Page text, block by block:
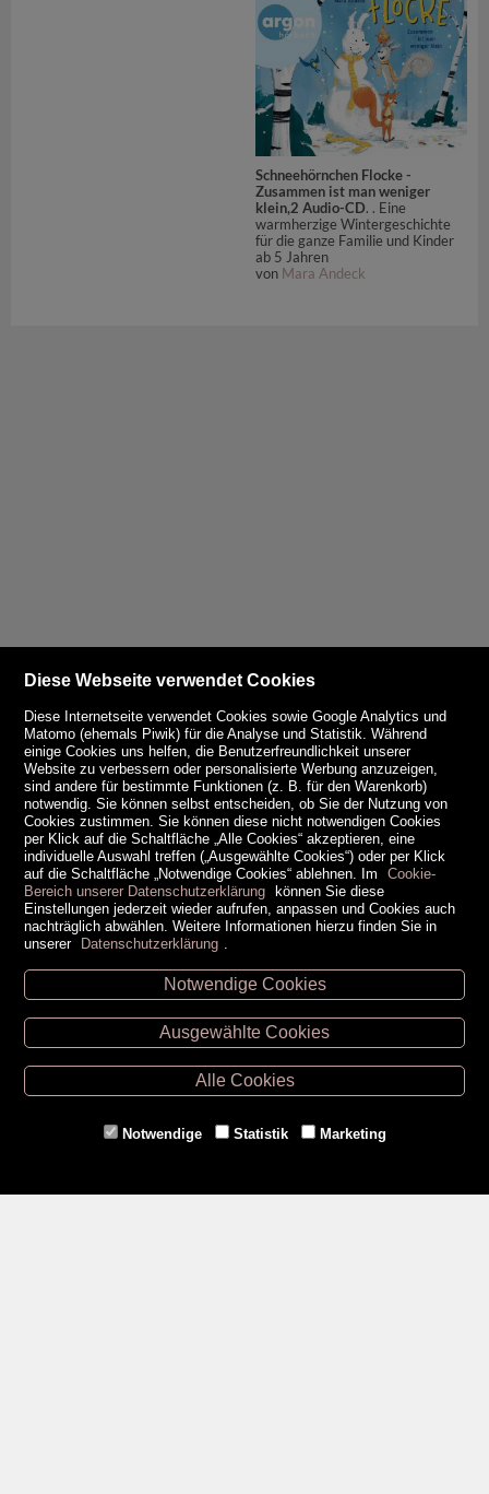
Schneehörnchen Flocke -
Zusammen ist man weniger
klein,2 Audio-CD. . Eine
warmherzige Wintergeschichte
für die ganze Familie und Kinder
ab 5 Jahren
von Mara Andeck
Unsere Öffnungszeiten
Retz -02942/20433
Hollabrunn -02952/30057
Eggenburg -02984/3836
Gmünd -
Diese Webseite verwendet Cookies
Diese Internetseite verwendet Cookies sowie Google Analytics und
Matomo (ehemals Piwik) für die Analyse und Statistik. Während
einige Cookies uns helfen, die Benutzerfreundlichkeit unserer
Website zu verbessern oder personalisierte Werbung anzuzeigen,
sind andere für bestimmte Funktionen (z. B. für den Warenkorb)
notwendig. Sie können selbst entscheiden, ob Sie der Nutzung von
Cookies zustimmen. Sie können diese nicht notwendigen Cookies
per Klick auf die Schaltfläche „Alle Cookies“ akzeptieren, eine
individuelle Auswahl treffen („Ausgewählte Cookies“) oder per Klick
auf die Schaltfläche „Notwendige Cookies“ ablehnen. Im
Cookie-
Bereich unserer Datenschutzerklärung können Sie diese
Einstellungen jederzeit wieder aufrufen, anpassen und Cookies auch
nachträglich abwählen. Weitere Informationen hierzu finden Sie in
unserer Datenschutzerklärung
Notwendige Cookies
Ausgewählte Cookies
Alle Cookies
Notwendige Statistik Marketing